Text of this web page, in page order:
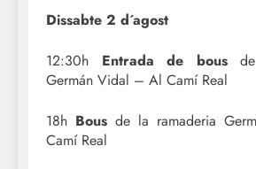
Dissabte 2 d´agost
12:30h Entrada de bousde
Germán Vidal – Al Camí Real
18h Bous de la ramaderia
Camí Real